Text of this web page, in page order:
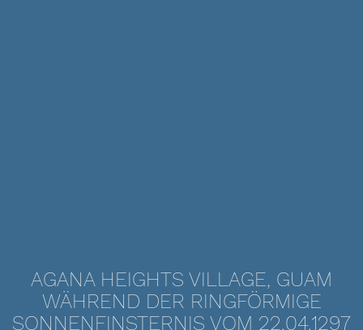
AGANA HEIGHTS VILLAGE, GUAM
WÄHREND DER RINGFÖRMIGE
SONNENFINSTERNIS VOM 22.04.1297